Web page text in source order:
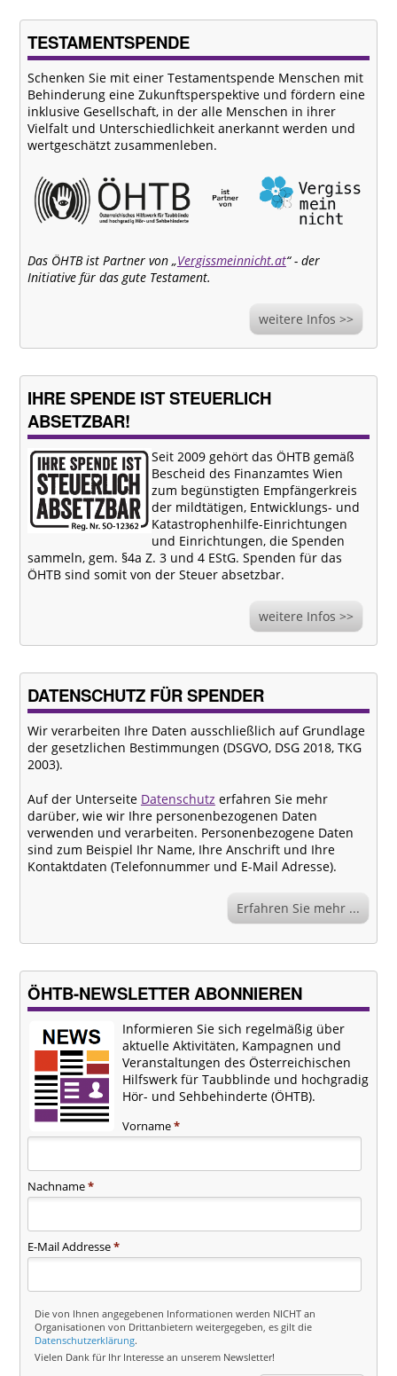
TESTAMENTSPENDE
Schenken Sie mit einer Testamentspende Menschen mit
Behinderung eine Zukunftsperspektive und fördern eine
inklusive Gesellschaft, in der alle Menschen in ihrer
Vielfalt und Unterschiedlichkeit anerkannt werden und
wertgeschätzt zusammenleben.
Das ÖHTB ist Partner von „Vergissmeinnicht.at“ - der
Initiative für das gute Testament.
weitere Infos >>
IHRE SPENDE IST STEUERLICH
ABSETZBAR!
Seit 2009 gehört das ÖHTB gemäß
Bescheid des Finanzamtes Wien
zum begünstigten Empfängerkreis
der mildtätigen, Entwicklungs- und
Katastrophenhilfe-Einrichtungen
und Einrichtungen, die Spenden
sammeln, gem. §4a Z. 3 und 4 EStG. Spenden für das
ÖHTB sind somit von der Steuer absetzbar.
weitere Infos >>
DATENSCHUTZ FÜR SPENDER
Wir verarbeiten Ihre Daten ausschließlich auf Grundlage
der gesetzlichen Bestimmungen (DSGVO, DSG 2018, TKG
2003).
Auf der Unterseite Datenschutz erfahren Sie mehr
darüber, wie wir Ihre personenbezogenen Daten
verwenden und verarbeiten. Personenbezogene Daten
sind zum Beispiel Ihr Name, Ihre Anschrift und Ihre
Kontaktdaten (Telefonnummer und E-Mail Adresse).
Erfahren Sie mehr ...
ÖHTB-NEWSLETTER ABONNIEREN
Informieren Sie sich regelmäßig über
aktuelle Aktivitäten, Kampagnen und
Veranstaltungen des Österreichischen
Hilfswerk für Taubblinde und hochgradig
Hör- und Sehbehinderte (ÖHTB).
Vorname*
Nachname*
E-Mail Addresse*
Die von Ihnen angegebenen Informationen werden NICHT an
Organisationen von Drittanbietern weitergegeben, es gilt die
Datenschutzerklärung.
Vielen Dank für Ihr Interesse an unserem Newsletter!